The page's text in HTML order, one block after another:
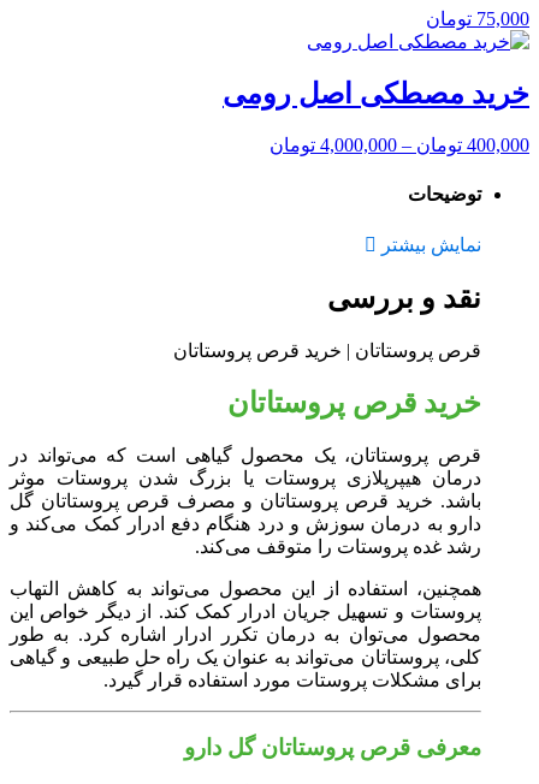
75,000 تومان
خرید مصطکی اصل رومی
400,000 تومان –
4,000,000 تومان
توضیحات
نمایش بیشتر
نقد و بررسی
قرص پروستاتان | خرید قرص پروستاتان
خرید قرص پروستاتان
قرص پروستاتان، یک محصول گیاهی است که می‌تواند در
درمان هیپرپلازی پروستات یا بزرگ شدن پروستات موثر
باشد. خرید قرص پروستاتان و مصرف قرص پروستاتان گل
دارو به درمان سوزش و درد هنگام دفع ادرار کمک می‌کند و
رشد غده پروستات را متوقف می‌کند.
همچنین، استفاده از این محصول می‌تواند به کاهش التهاب
پروستات و تسهیل جریان ادرار کمک کند. از دیگر خواص این
محصول می‌توان به درمان تکرر ادرار اشاره کرد. به طور
کلی، پروستاتان می‌تواند به عنوان یک راه حل طبیعی و گیاهی
برای مشکلات پروستات مورد استفاده قرار گیرد.
معرفی قرص پروستاتان گل دارو